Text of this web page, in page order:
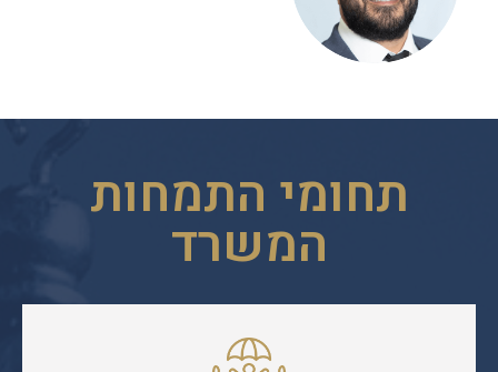
תחומי התמחות
המשרד